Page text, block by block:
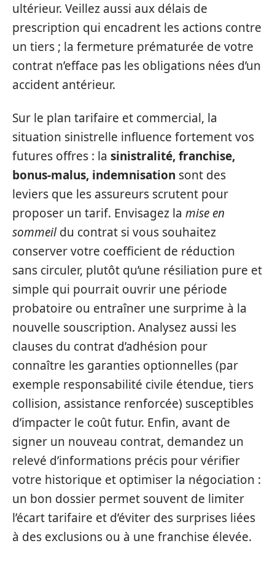
ultérieur. Veillez aussi aux délais de
prescription qui encadrent les actions contre
un tiers ; la fermeture prématurée de votre
contrat n’efface pas les obligations nées d’un
accident antérieur.
Sur le plan tarifaire et commercial, la
situation sinistrelle influence fortement vos
futures offres : la sinistralité, franchise,
bonus-malus, indemnisation sont des
leviers que les assureurs scrutent pour
proposer un tarif. Envisagez la mise en
sommeildu contrat si vous souhaitez
conserver votre coefficient de réduction
sans circuler, plutôt qu’une résiliation pure et
simple qui pourrait ouvrir une période
probatoire ou entraîner une surprime à la
nouvelle souscription. Analysez aussi les
clauses du contrat d’adhésion pour
connaître les garanties optionnelles (par
exemple responsabilité civile étendue, tiers
collision, assistance renforcée) susceptibles
d’impacter le coût futur. Enfin, avant de
signer un nouveau contrat, demandez un
relevé d’informations précis pour vérifier
votre historique et optimiser la négociation :
un bon dossier permet souvent de limiter
l’écart tarifaire et d’éviter des surprises liées
à des exclusions ou à une franchise élevée.